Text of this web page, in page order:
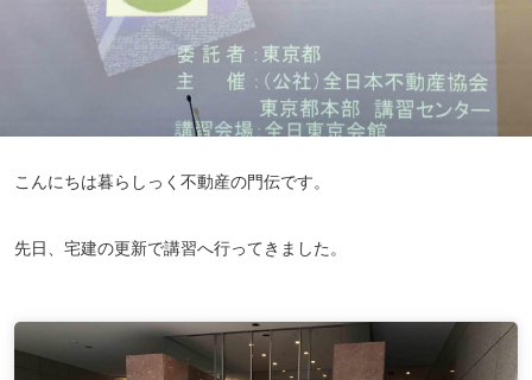
こんにちは暮らしっく不動産の門伝です。
先日、宅建の更新で講習へ行ってきました。